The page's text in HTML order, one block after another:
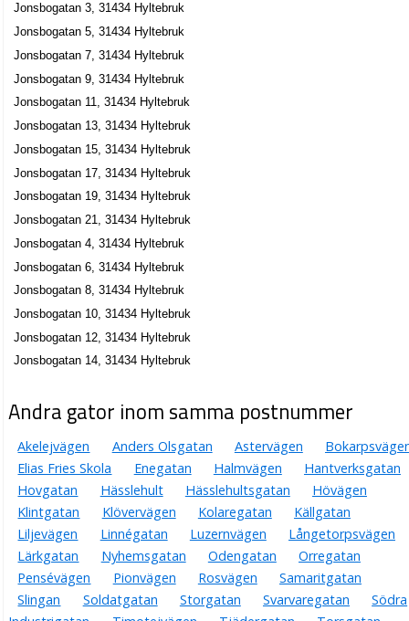
Jonsbogatan 3, 31434 Hyltebruk
Jonsbogatan 5, 31434 Hyltebruk
Jonsbogatan 7, 31434 Hyltebruk
Jonsbogatan 9, 31434 Hyltebruk
Jonsbogatan 11, 31434 Hyltebruk
Jonsbogatan 13, 31434 Hyltebruk
Jonsbogatan 15, 31434 Hyltebruk
Jonsbogatan 17, 31434 Hyltebruk
Jonsbogatan 19, 31434 Hyltebruk
Jonsbogatan 21, 31434 Hyltebruk
Jonsbogatan 4, 31434 Hyltebruk
Jonsbogatan 6, 31434 Hyltebruk
Jonsbogatan 8, 31434 Hyltebruk
Jonsbogatan 10, 31434 Hyltebruk
Jonsbogatan 12, 31434 Hyltebruk
Jonsbogatan 14, 31434 Hyltebruk
Andra gator inom samma postnummer
Akelejvägen Anders Olsgatan Astervägen
Elias Fries Skola
Enegatan Halmvägen
Hantverksgatan
Hovgatan
Hässlehult Hässlehultsgatan
Hövägen
Klintgatan
Klövervägen Kolaregatan
Källgatan
Liljevägen
Linnégatan Luzernvägen
Långetorpsvägen
Lärkgatan
Nyhemsgatan Odengatan
Orregatan
Pensévägen
Pionvägen Rosvägen
Samaritgatan
Slingan
Soldatgatan Storgatan Svarvaregatan
Södra